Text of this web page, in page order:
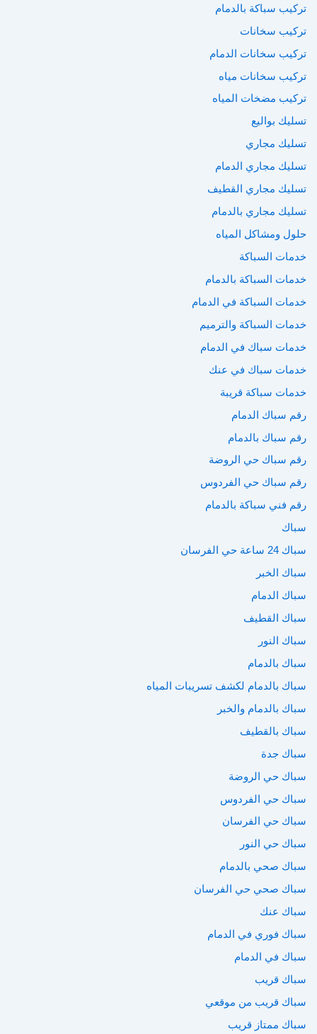
تركيب سباكة بالدمام
تركيب سخانات
تركيب سخانات الدمام
تركيب سخانات مياه
تركيب مضخات المياه
تسليك بواليع
تسليك مجاري
تسليك مجاري الدمام
تسليك مجاري القطيف
تسليك مجاري بالدمام
حلول ومشاكل المياه
خدمات السباكة
خدمات السباكة بالدمام
خدمات السباكة في الدمام
خدمات السباكة والترميم
خدمات سباك في الدمام
خدمات سباك في عنك
خدمات سباكة قريبة
رقم سباك الدمام
رقم سباك بالدمام
رقم سباك حي الروضة
رقم سباك حي الفردوس
رقم فني سباكة بالدمام
سباك
سباك 24 ساعة حي الفرسان
سباك الخبر
سباك الدمام
سباك القطيف
سباك النور
سباك بالدمام
سباك بالدمام لكشف تسريبات المياه
سباك بالدمام والخبر
سباك بالقطيف
سباك جدة
سباك حي الروضة
سباك حي الفردوس
سباك حي الفرسان
سباك حي النور
سباك صحي بالدمام
سباك صحي حي الفرسان
سباك عنك
سباك فوري في الدمام
سباك في الدمام
سباك قريب
سباك قريب من موقعي
سباك ممتاز قريب